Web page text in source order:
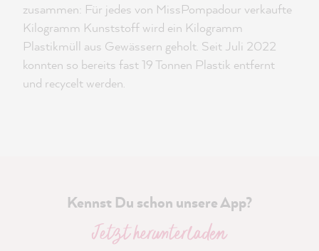
zusammen: Für jedes von MissPompadour verkaufte
Kilogramm Kunststoff wird ein Kilogramm
Plastikmüll aus Gewässern geholt. Seit Juli 2022
konnten so bereits fast 19 Tonnen Plastik entfernt
und recycelt werden.
Kennst Du schon unsere App?
Jetzt herunterladen